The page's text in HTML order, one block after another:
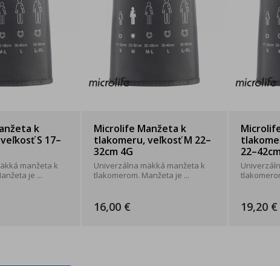
k
S 17–
manžeta k
je ...
Microlife Manžeta k
tlakomeru, veľkosť M 22–
32cm 4G
Univerzálna mäkká manžeta k
tlakomerom. Manžeta je ...
16,00 € 19,20 €